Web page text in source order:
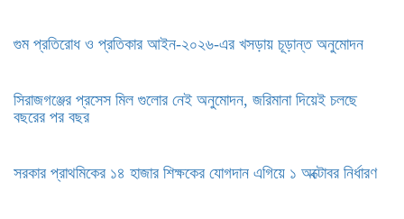
গুম প্রতিরোধ ও প্রতিকার আইন-২০২৬-এর খসড়ায় চূড়ান্ত অনুমোদন
সিরাজগঞ্জের প্রসেস মিল গুলোর নেই অনুমোদন, জরিমানা দিয়েই চলছে
বছরের পর বছর
সরকার প্রাথমিকের ১৪ হাজার শিক্ষকের যোগদান এগিয়ে ১ অক্টোবর নির্ধারণ